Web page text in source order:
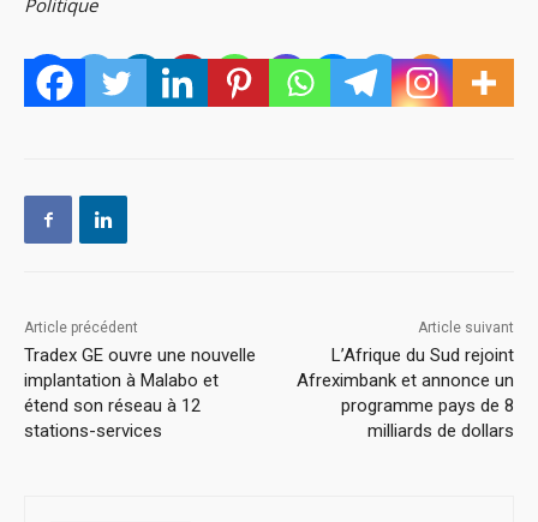
Politique
Article précédent
Tradex GE ouvre une nouvelle
implantation à Malabo et
étend son réseau à 12
stations-services
Article suivant
L’Afrique du Sud rejoint
Afreximbank et annonce un
programme pays de 8
milliards de dollars